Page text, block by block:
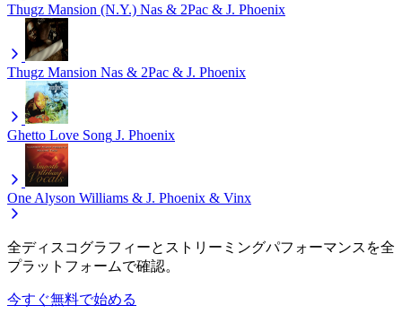
Thugz Mansion (N.Y.) Nas & 2Pac & J. Phoenix
Thugz Mansion Nas & 2Pac & J. Phoenix
Ghetto Love Song J. Phoenix
OneAlyson Williams & J. Phoenix & Vinx
全ディスコグラフィーとストリーミングパフォーマンスを全
プラットフォームで確認。
今すぐ無料で始める